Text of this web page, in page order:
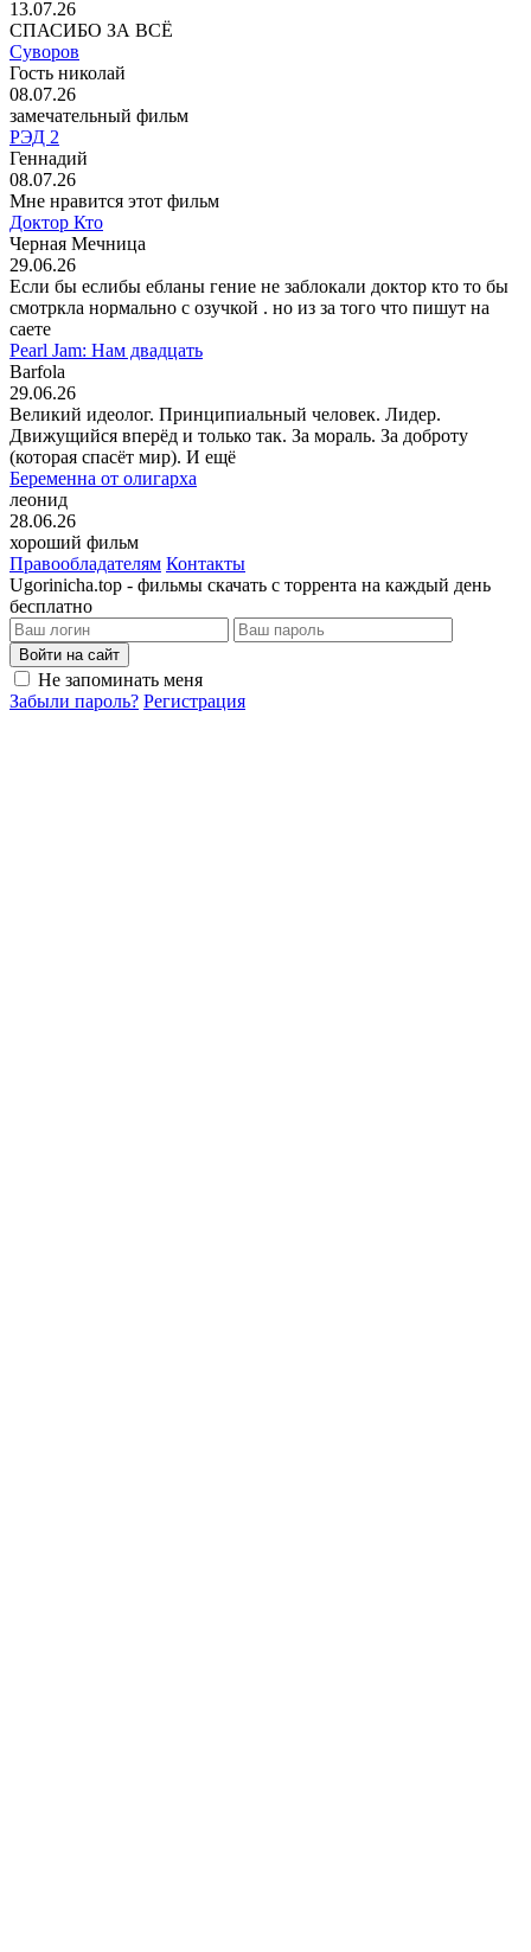
13.07.26
СПАСИБО ЗА ВСЁ
Суворов
Гость николай
08.07.26
замечательный фильм
РЭД 2
Геннадий
08.07.26
Мне нравится этот фильм
Доктор Кто
Черная Мечница
29.06.26
Если бы еслибы ебланы гение не заблокали доктор кто то бы
смотркла нормально с озучкой . но из за того что пишут на
саете
Pearl Jam: Нам двадцать
Barfola
29.06.26
Великий идеолог. Принципиальный человек. Лидер.
Движущийся вперёд и только так. За мораль. За доброту
(которая спасёт мир). И ещё
Беременна от олигарха
леонид
28.06.26
хороший фильм
Правообладателям Контакты
Ugorinicha.top - фильмы скачать с торрента на каждый день
бесплатно
Войти на сайт
Не запоминать меня
Забыли пароль? Регистрация